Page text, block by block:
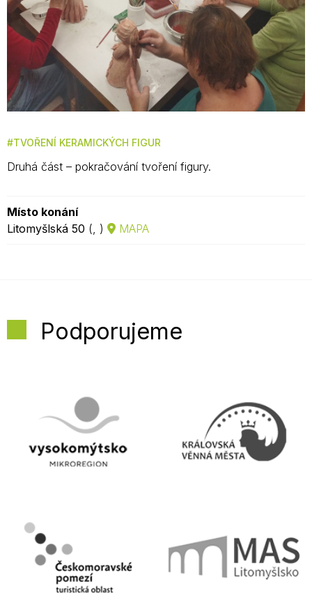
TVOŘENÍ KERAMICKÝCH FIGUR
Druhá část – pokračování tvoření figury.
Místo konání
Litomyšlská 50 (, ) MAPA
Podporujeme